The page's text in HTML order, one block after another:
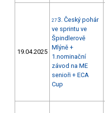
19.04.2025
27 3. Český pohár
ve sprintu ve
Špindlerově
Mlýně +
1.nominační
závod na ME
senioři + ECA
Cup